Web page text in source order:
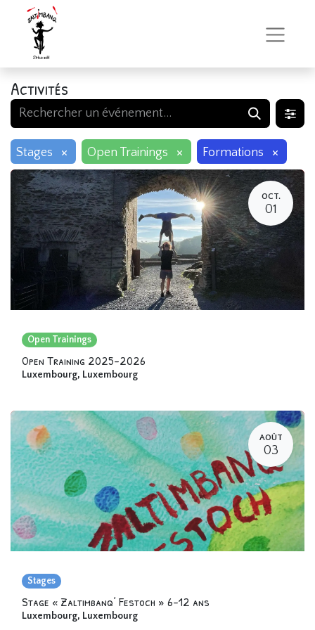
Activités
Stages × Open Trainings × Formations ×
OCT.
01
Open Trainings
Open Training 2025-2026
Luxembourg, Luxembourg
AOÛT
03
Stages
Stage « Zaltimbanq’ Festoch » 6-12 ans
Luxembourg, Luxembourg